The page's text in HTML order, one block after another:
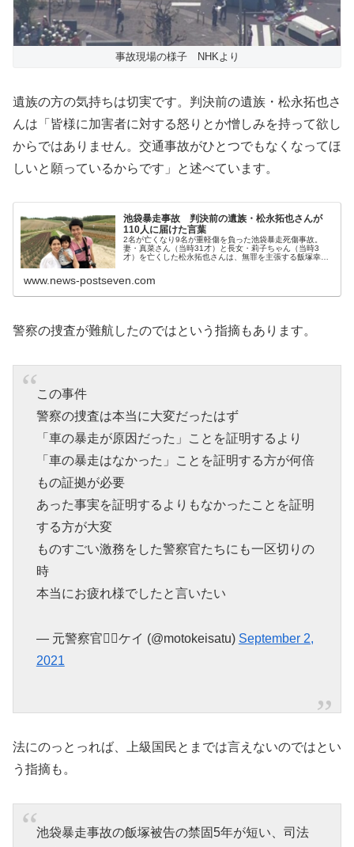
事故現場の様子 NHKより
遺族の方の気持ちは切実です。判決前の遺族・松永拓也さ
んは「皆様に加害者に対する怒りとか憎しみを持って欲し
からではありません。交通事故がひとつでもなくなってほ
しいと願っているからです」と述べています。
池袋暴走事故 判決前の遺族・松永拓也さんが
110人に届けた言葉
2名が亡くなり9名が重軽傷を負った池袋暴走死傷事故。
妻・真菜さん（当時31才）と長女・莉子ちゃん（当時3
才）を亡くした松永拓也さんは、無罪を主張する飯塚幸三
www.news-postseven.com
警察の捜査が難航したのではという指摘もあります。
この事件
警察の捜査は本当に大変だったはず
「車の暴走が原因だった」ことを証明するより
「車の暴走はなかった」ことを証明する方が何倍
もの証拠が必要
あった事実を証明するよりもなかったことを証明
する方が大変
ものすごい激務をした警察官たちにも一区切りの
時
本当にお疲れ様でしたと言いたい
— 元警察官👮‍♂️ケイ (@motokeisatu) September 2,
2021
法にのっとっれば、上級国民とまでは言えないのではとい
う指摘も。
池袋暴走事故の飯塚被告の禁固5年が短い、司法